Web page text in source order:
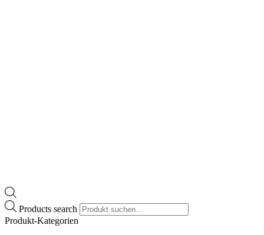
Products search
Produkt-Kategorien